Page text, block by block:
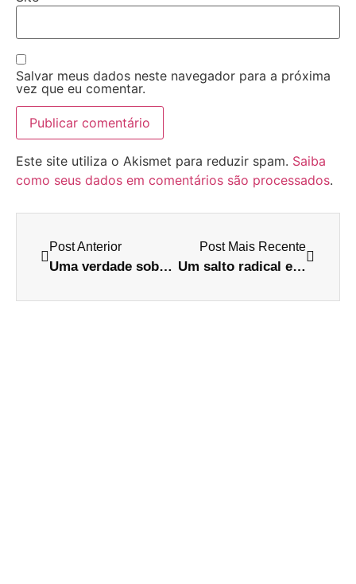
Salvar meus dados neste navegador para a próxima
vez que eu comentar.
Este site utiliza o Akismet para reduzir spam. Saiba
como seus dados em comentários são processados.
Post Anterior
Uma verdade sobre o Instagram
Post Mais Recente
Um salto radical e perigoso dentro de um Shopping